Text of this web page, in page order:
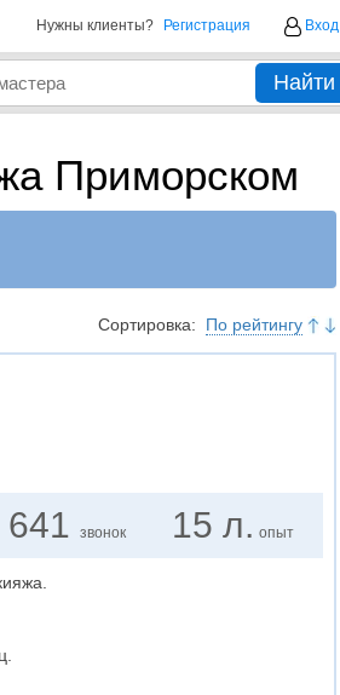
Нужны клиенты? Регистрация Вход
Найти
Приморском
Сортировка: По рейтингу
641 звонок 15 л. опыт